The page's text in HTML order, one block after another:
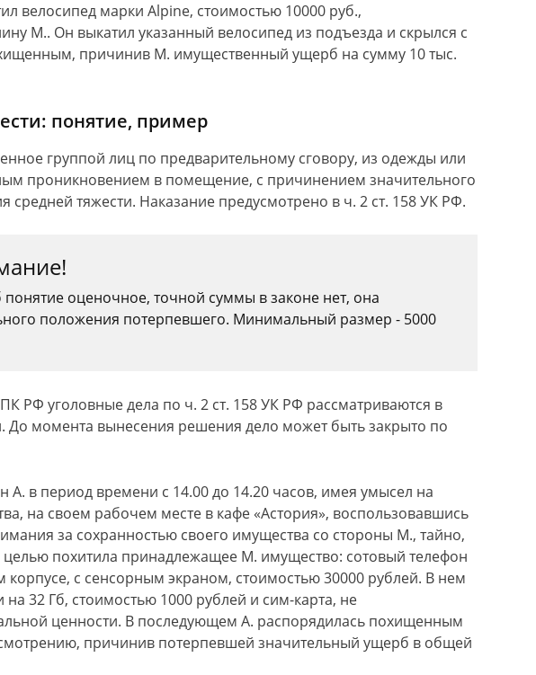
велосипед марки Alpine, стоимостью 10000 руб.,
М.. Он выкатил указанный велосипед из подъезда и скрылся с
причинив М. имущественный ущерб на сумму 10 тыс.
понятие, пример
группой лиц по предварительному сговору, из одежды или
проникновением в помещение, с причинением значительного
средней тяжести. Наказание предусмотрено в ч. 2 ст. 158 УК РФ.
оценочное, точной суммы в законе нет, она
положения потерпевшего. Минимальный размер - 5000
РФ уголовные дела по ч. 2 ст. 158 УК РФ рассматриваются в
До момента вынесения решения дело может быть закрыто по
А. в период времени с 14.00 до 14.20 часов, имея умысел на
на своем рабочем месте в кафе «Астория», воспользовавшись
за сохранностью своего имущества со стороны М., тайно,
похитила принадлежащее М. имущество: сотовый телефон
корпусе, с сенсорным экраном, стоимостью 30000 рублей. В нем
на 32 Гб, стоимостью 1000 рублей и сим-карта, не
ценности. В последующем А. распорядилась похищенным
причинив потерпевшей значительный ущерб в общей